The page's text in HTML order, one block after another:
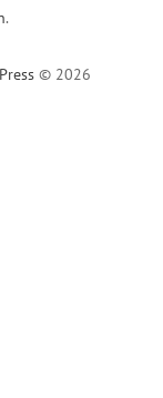
© 2026
.